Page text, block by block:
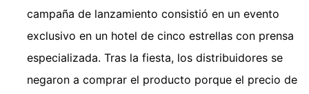
campaña de lanzamiento consistió en un evento
exclusivo en un hotel de cinco estrellas con prensa
especializada. Tras la fiesta, los distribuidores se
negaron a comprar el producto porque el precio de